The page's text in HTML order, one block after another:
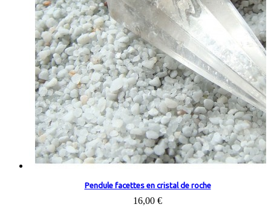
Pendule facettes en cristal de roche
16,00 €